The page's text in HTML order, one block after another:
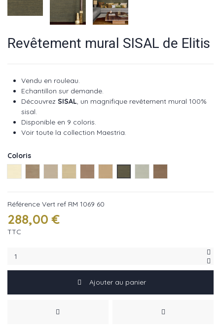
Revêtement mural SISAL de Elitis
Vendu en rouleau.
Echantillon sur demande.
Découvrez SISAL, un magnifique revêtement mural 100%
sisal.
Disponible en 9 coloris.
Voir toute la collection Maestria.
Coloris
Référence Vert ref RM 1069 60
288,00 €
TTC
Ajouter au panier